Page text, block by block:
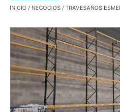
INICIO / NEGOCIOS / TRAVESAÑOS